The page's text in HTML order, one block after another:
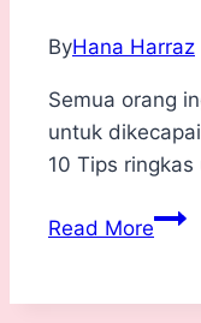
ByHana Harraz
Semua orang
untuk
10 Tips
Read More10